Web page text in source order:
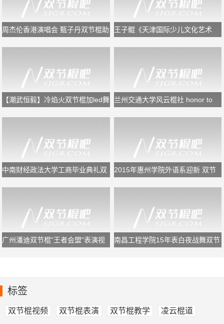
周杰伦香港演唱会 甄子丹双节棍助
王子鲲《天津国际少儿文化艺术
【潮武恒毅】冷焰火双节棍加led舞
兰州交通大学风云棍社 honor to
中南财经政法大学工商毕业典礼双
2015年惠州学院外语系迎新 双节
广州潘迪双节棍"王者会盟"表演视
南昌工程学院15年表白夜战舞双节
标签
双节棍视频 双节棍表演 双节棍教学 凌云棍道